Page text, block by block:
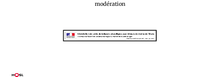
modération